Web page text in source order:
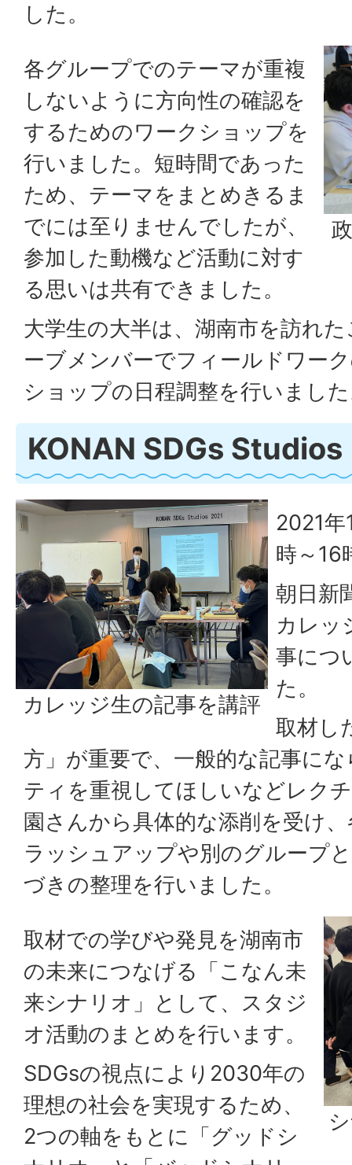
した。
各グループでのテーマが重複
しないように方向性の確認を
するためのワークショップを
行いました。短時間であった
ため、テーマをまとめきるま
でには至りませんでしたが、
参加した動機など活動に対す
る思いは共有できました。
大学生の大半は、湖南市を訪れ
ーブメンバーでフィールドワー
ショップの日程調整を行いまし
KONAN SDGs Studios
カレッジ生の記事を講評
2021年
時～16
朝日新
カレッ
事につ
た。
取材し
方」が重要で、一般的な記事に
ティを重視してほしいなどレク
園さんから具体的な添削を受け
ラッシュアップや別のグループ
づきの整理を行いました。
取材での学びや発見を湖南市
の未来につなげる「こなん未
来シナリオ」として、スタジ
オ活動のまとめを行います。
SDGsの視点により2030年の
理想の社会を実現するため、
2つの軸をもとに「グッドシ